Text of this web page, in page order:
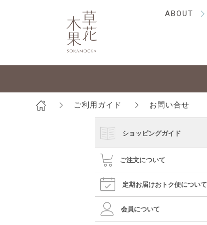
ABOUT
ご利用ガイド お問い合せ
ショッピングガイド
ご注文について
定期お届けおトク便について
会員について